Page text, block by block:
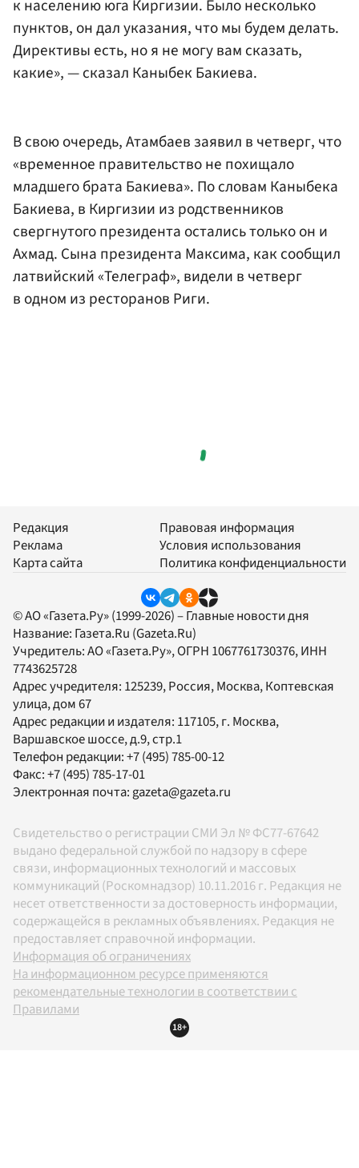
к населению юга Киргизии. Было несколько
пунктов, он дал указания, что мы будем делать.
Директивы есть, но я не могу вам сказать,
какие», — сказал Каныбек Бакиева.
В свою очередь, Атамбаев заявил в четверг, что
«временное правительство не похищало
младшего брата Бакиева». По словам Каныбека
Бакиева, в Киргизии из родственников
свергнутого президента остались только он и
Ахмад. Сына президента Максима, как сообщил
латвийский «Телеграф», видели в четверг
в одном из ресторанов Риги.
Редакция
Реклама
Карта сайта
Правовая информация
Условия использования
Политика конфиденциальности
© АО «Газета.Ру» (1999-2026) – Главные новости дня
Название: Газета.Ru (Gazeta.Ru)
Учредитель:АО «Газета.Ру», ОГРН 1067761730376, ИНН
7743625728
Адрес учредителя: 125239, Россия, Москва, Коптевская
улица, дом 67
Адрес редакции и издателя: 117105, г. Москва,
Варшавское шоссе, д.9, стр.1
Телефон редакции:+7 (495) 785-00-12
Факс:+7 (495) 785-17-01
Электронная почта:gazeta@gazeta.ru
Свидетельство о регистрации СМИ Эл № ФС77-67642
выдано федеральной службой по надзору в сфере
связи, информационных технологий и массовых
коммуникаций (Роскомнадзор) 10.11.2016 г. Редакция не
несет ответственности за достоверность информации,
содержащейся в рекламных объявлениях. Редакция не
предоставляет справочной информации.
Информация об ограничениях
На информационном ресурсе применяются
рекомендательные технологии в соответствии с
Правилами
18+